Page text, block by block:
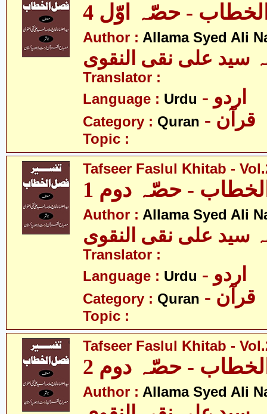
- حصّہ اوّل 4
Author : Allama Syed Ali
سید علی نقی النقوی
Translator :
Language : Urdu - اردو
Category : Quran - قرآن
Topic :
Tafseer Faslul Khitab -
- حصّہ دوم 1
Author : Allama Syed Ali
سید علی نقی النقوی
Translator :
Language : Urdu - اردو
Category : Quran - قرآن
Topic :
Tafseer Faslul Khitab -
- حصّہ دوم 2
Author : Allama Syed Ali